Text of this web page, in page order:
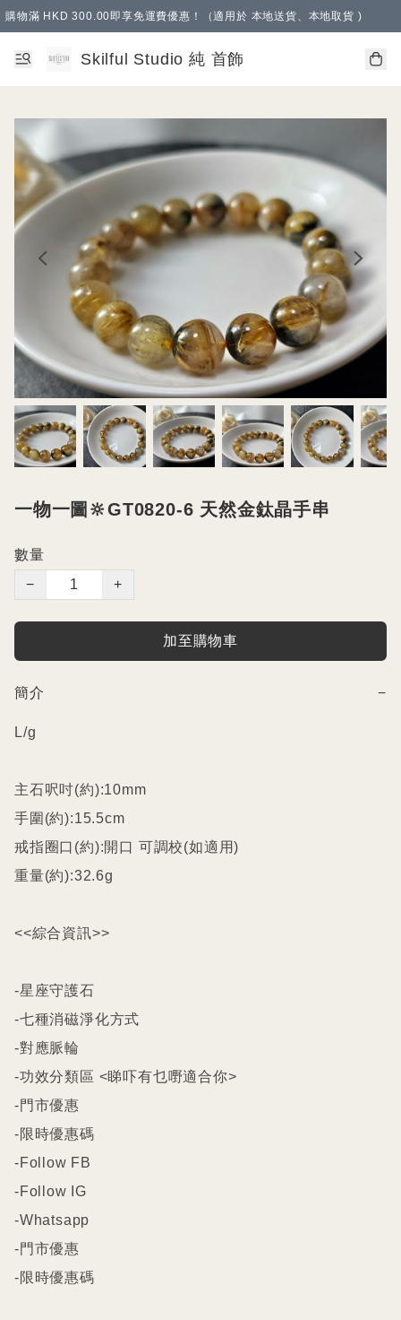
購物滿 HKD 300.00即享免運費優惠！（適用於 本地送貨、本地取貨 )
Skilful Studio 純 首飾
一物一圖🔆GT0820-6 天然金鈦晶手串
數量
−
+
加至購物車
簡介 −
L/g
主石呎吋(約):10mm
手圍(約):15.5cm
戒指圈口(約):開口 可調校(如適用)
重量(約):32.6g
<<綜合資訊>>
-星座守護石
-七種消磁淨化方式
-對應脈輪
-功效分類區 <睇吓有乜嘢適合你>
-門市優惠
-限時優惠碼
-Follow FB
-Follow IG
-Whatsapp
-門市優惠
-限時優惠碼